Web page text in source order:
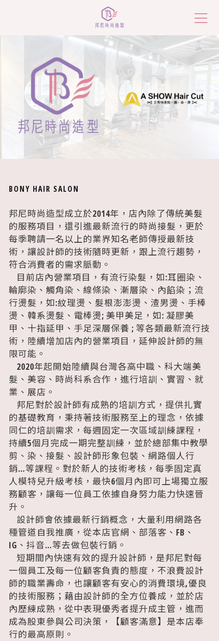
價目表
服務地點
預約諮詢
作品欣賞
邦尼學院
人力招募
BONY HAIR SALON
邦尼時尚造型成立於2014年，店內除了傳統美髮
的服務項目，還引進最新流行的時尚接髮，更於
每季聘請一名以上的業界知名老師傳授最新技
術，讓設計師的技術隨時更新，跟上流行趨勢，
符合消費者的需求脈動。
目前店內營業項目，有流行染髮，如:耳圈染、
輪廓染、觸角染、線條染、漸層染、內餡染；流
行燙髮，如:紋理燙、髮根澎澎燙、渣男燙、手棒
燙、韓系燙髮、電棒燙; 美甲美足，如: 凝膠美
甲、十指延甲、手足深層保養 ; 等各類最新流行技
術，陸續增加店內的營業項目，延伸設計師的無
限可能。
2020年起開始陸續與台灣各高中職、科大端美
髮、美容、時尚科系合作，進行培訓、實習、就
業、展店。
邦尼對於設計師有成熟的培訓方式，提供扎實
的基礎教育，秉持著技術服務至上的理念，依據
同仁的培訓需求，每週固定一次區域訓練課程，
持續5個月完成一期完整訓練，並於總部集中教學
剪、染、接髮、設計師形象包裝、網路個人行
銷…等課程。對於新人的技術考核，每季固定真
人模特兒升級考核，最快6個月內即可上場獨立服
務顧客，讓每一位員工依據自身努力能力快速晉
升。
設計師會依據最新行銷概念，大量利用網路各
種管道自我推廣，從本店官網、部落客、FB、
IG、抖音…等去做包裝行銷。
短期間內快速有效的提升設計師，是邦尼對每
一個員工及每一位顧客負責的態度，不浪費設計
師的職業壽命，也讓顧客有安心的消費環境,優良
的技術服務；藉由設計師的全方位養成，並於店
內歷練成熟，從中表現優秀者提升成主管，進而
成為股東參與公司決策，【顧客滿意】是本店奉
行的最高原則。